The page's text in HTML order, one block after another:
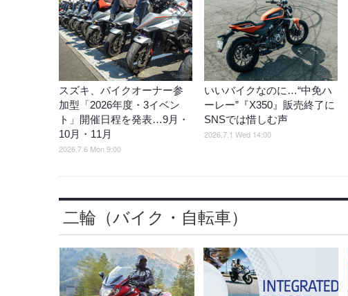
スズキ、バイクオーナー参
加型「2026年度・3イベン
ト」開催日程を発表…9月・
10月・11月
2026.7.6 Mon 9:00
いいバイクなのに…“中免ハ
ーレー”『X350』販売終了に
SNSでは惜しむ声
2026.7.1 Wed 14:00
二輪（バイク・自転車）